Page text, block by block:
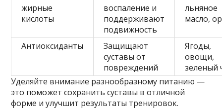
жирные
кислоты
воспаление и
поддерживают
подвижность
льняное
масло,
Антиоксиданты
Защищают
суставы от
повреждений
Ягоды,
овощи,
зеленый
Уделяйте внимание разнообразному питанию —
это поможет сохранить суставы в отличной
форме и улучшит результаты тренировок.